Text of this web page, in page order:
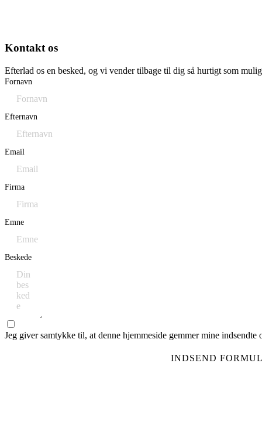
Kontakt os
Efterlad os en besked, og vi vender tilbage til dig så hurtigt som
Fornavn
Efternavn
Email
Firma
Emne
Beskede
Jeg giver samtykke til, at denne hjemmeside gemmer mine
INDSEND